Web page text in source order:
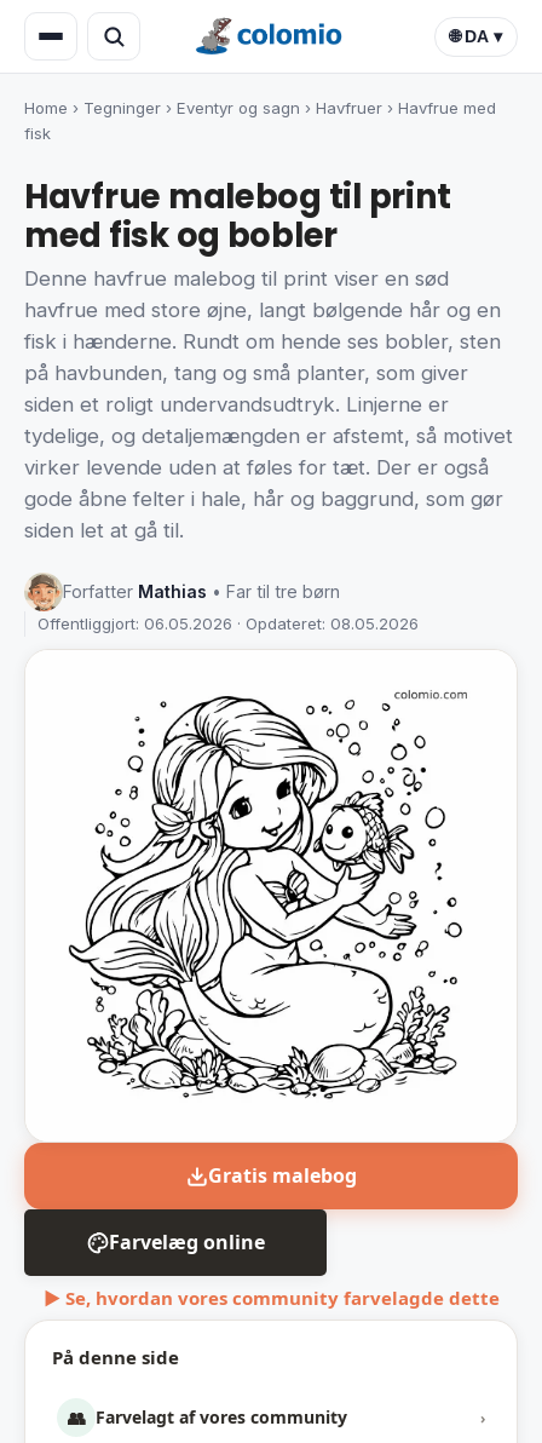
🌐 DA ▾
Home › Tegninger › Eventyr og sagn › Havfruer › Havfrue med
fisk
Havfrue malebog til print
med fisk og bobler
Denne havfrue malebog til print viser en sød
havfrue med store øjne, langt bølgende hår og en
fisk i hænderne. Rundt om hende ses bobler, sten
på havbunden, tang og små planter, som giver
siden et roligt undervandsudtryk. Linjerne er
tydelige, og detaljemængden er afstemt, så motivet
virker levende uden at føles for tæt. Der er også
gode åbne felter i hale, hår og baggrund, som gør
siden let at gå til.
Forfatter Mathias • Far til tre børn
Offentliggjort: 06.05.2026 · Opdateret: 08.05.2026
På denne side
👥 Farvelagt af vores community ›
Gratis malebog
Farvelæg online
▶ Se, hvordan vores community farvelagde dette